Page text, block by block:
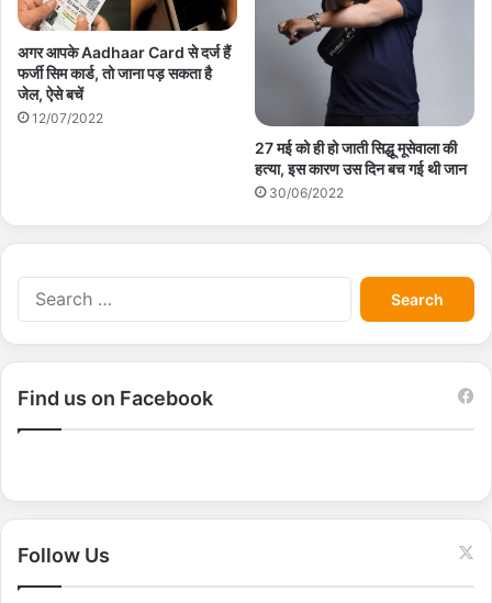
अगर आपके Aadhaar Card से दर्ज हैं
फर्जी सिम कार्ड, तो जाना पड़ सकता है
जेल, ऐसे बचें
12/07/2022
27 मई को ही हो जाती सिद्धू मूसेवाला की
हत्या, इस कारण उस दिन बच गई थी जान
30/06/2022
S
e
a
r
r
Find us on Facebook
Follow Us